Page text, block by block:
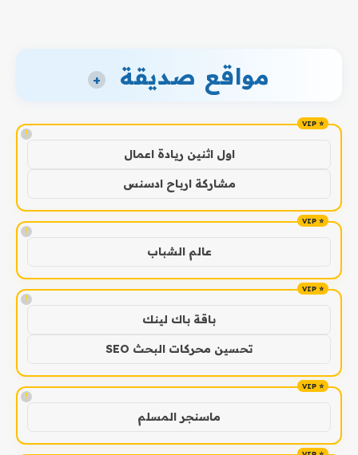
مواقع صديقة +
!
اول اثنين ريادة اعمال
مشاركة ارباح ادسنس
!
عالم الشباب
!
باقة باك لينك
تحسين محركات البحث SEO
!
ماسنجر المسلم